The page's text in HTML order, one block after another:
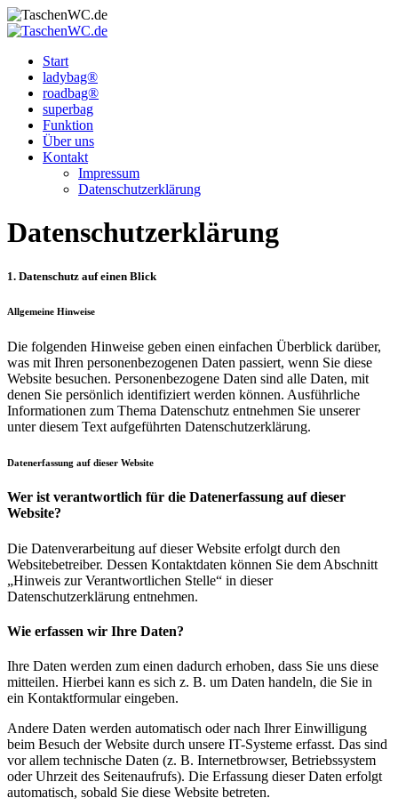
Start
ladybag®
roadbag®
superbag
Funktion
Über uns
Kontakt
Impressum
Datenschutz­erklärung
Datenschutz­erklärung
1. Datenschutz auf einen Blick
Allgemeine Hinweise
Die folgenden Hinweise geben einen einfachen Überblick darüber,
was mit Ihren personenbezogenen Daten passiert, wenn Sie diese
Website besuchen. Personenbezogene Daten sind alle Daten, mit
denen Sie persönlich identifiziert werden können. Ausführliche
Informationen zum Thema Datenschutz entnehmen Sie unserer
unter diesem Text aufgeführten Datenschutzerklärung.
Datenerfassung auf dieser Website
Wer ist verantwortlich für die Datenerfassung auf dieser
Website?
Die Datenverarbeitung auf dieser Website erfolgt durch den
Websitebetreiber. Dessen Kontaktdaten können Sie dem Abschnitt
„Hinweis zur Verantwortlichen Stelle“ in dieser
Datenschutzerklärung entnehmen.
Wie erfassen wir Ihre Daten?
Ihre Daten werden zum einen dadurch erhoben, dass Sie uns diese
mitteilen. Hierbei kann es sich z. B. um Daten handeln, die Sie in
ein Kontaktformular eingeben.
Andere Daten werden automatisch oder nach Ihrer Einwilligung
beim Besuch der Website durch unsere IT-Systeme erfasst. Das sind
vor allem technische Daten (z. B. Internetbrowser, Betriebssystem
oder Uhrzeit des Seitenaufrufs). Die Erfassung dieser Daten erfolgt
automatisch, sobald Sie diese Website betreten.